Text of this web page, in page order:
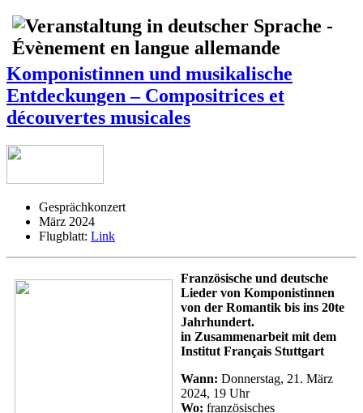
Komponistinnen und musikalische
Entdeckungen – Compositrices et
découvertes musicales
Gesprächkonzert
März 2024
Flugblatt: Link
Französische und deutsche
Lieder von Komponistinnen
von der Romantik bis ins 20te
Jahrhundert.
in Zusammenarbeit mit dem
Institut Français Stuttgart
Wann: Donnerstag, 21. März
2024, 19 Uhr
Wo: französisches